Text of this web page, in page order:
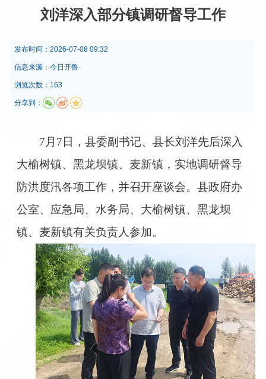
刘洋深入部分镇调研督导工作
发布时间： 2026-07-08 09:32
信息来源： 今日开鲁
浏览次数：163
分享到：
7月7日，县委副书记、县长刘洋先后深入
大榆树镇、黑龙坝镇、麦新镇，实地调研督导
防洪度汛各项工作，并召开座谈会。县政府办
公室、应急局、水务局、大榆树镇、黑龙坝
镇、麦新镇有关负责人参加。